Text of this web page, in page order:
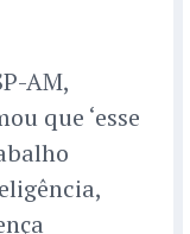
AM,
que ‘esse